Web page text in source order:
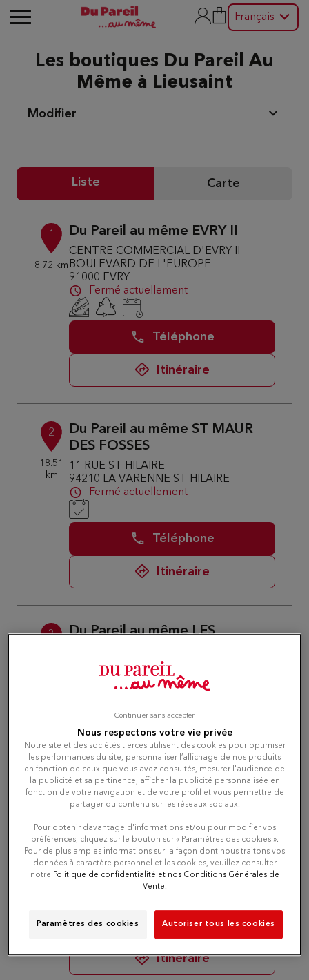
Français
Les boutiques Du Pareil Au
Même à Lieusaint
Modifier
Liste Carte
1
8.72 km
Du Pareil au même EVRY II
CENTRE COMMERCIAL D'EVRY II
BOULEVARD DE L'EUROPE
91000 EVRY
Fermé actuellement
Téléphone
Itinéraire
2
18.51
km
Du Pareil au même ST MAUR
DES FOSSES
11 RUE ST HILAIRE
94210 LA VARENNE ST HILAIRE
Fermé actuellement
Téléphone
Itinéraire
3
Du Pareil au même LES
C.C LES ARCADES
93160 NOISY LE GRAND
Téléphone
Itinéraire
4
25.79
km
Du Pareil au même VINCENNES
29 RUE DU MIDI
94300 VINCENNES
Fermé actuellement
Téléphone
Itinéraire
Nous respectons votre vie privée
Notre site et des sociétés tierces utilisent des cookies pour optimiser
les performances du site, personnaliser l’affichage de nos produits
en fonction de ceux que vous avez consultés, mesurer l'audience de
la publicité et sa pertinence, afficher la publicité personnalisée en
fonction de votre navigation et de votre profil et vous permettre de
partager du contenu sur les réseaux sociaux.
Pour obtenir davantage d'informations et/ou pour modifier vos
préférences, cliquez sur le bouton sur « Paramètres des cookies ».
Pour de plus amples informations sur la façon dont nous traitons vos
données à caractère personnel et les cookies, veuillez consulter
notre Politique de confidentialité et nos Conditions Générales de
Vente.
Paramètres des cookies Autoriser tous les cookies
Continuer sans accepter